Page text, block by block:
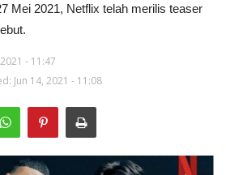
Mei 2021, Netflix telah merilis teaser
- 11:47
Jun 14, 2021 - 11:08